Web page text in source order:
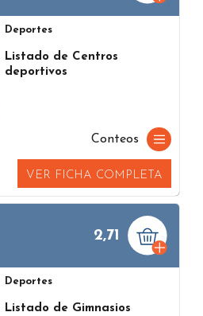
Deportes
Listado de Centros
deportivos
Conteos
VER FICHA COMPLETA
2,71
Deportes
Listado de Gimnasios